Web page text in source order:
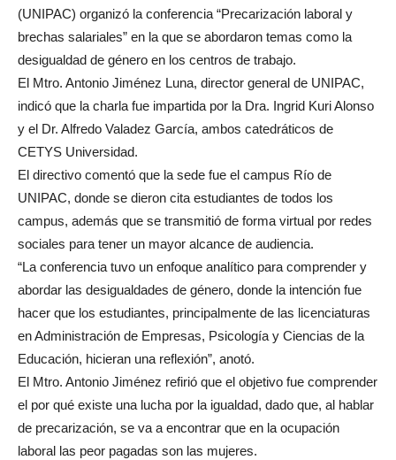
(UNIPAC) organizó la conferencia “Precarización laboral y
brechas salariales” en la que se abordaron temas como la
desigualdad de género en los centros de trabajo.
El Mtro. Antonio Jiménez Luna, director general de UNIPAC,
indicó que la charla fue impartida por la Dra. Ingrid Kuri Alonso
y el Dr. Alfredo Valadez García, ambos catedráticos de
CETYS Universidad.
El directivo comentó que la sede fue el campus Río de
UNIPAC, donde se dieron cita estudiantes de todos los
campus, además que se transmitió de forma virtual por redes
sociales para tener un mayor alcance de audiencia.
“La conferencia tuvo un enfoque analítico para comprender y
abordar las desigualdades de género, donde la intención fue
hacer que los estudiantes, principalmente de las licenciaturas
en Administración de Empresas, Psicología y Ciencias de la
Educación, hicieran una reflexión”, anotó.
El Mtro. Antonio Jiménez refirió que el objetivo fue comprender
el por qué existe una lucha por la igualdad, dado que, al hablar
de precarización, se va a encontrar que en la ocupación
laboral las peor pagadas son las mujeres.